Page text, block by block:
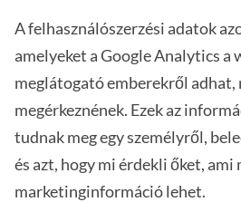
A felhasználószerzési adatok
amelyeket a Google Analytics a
meglátogató emberekről
megérkeznének. Ezek az
tudnak meg egy személyről,
és azt, hogy mi érdekli őket,
marketinginformáció lehet.